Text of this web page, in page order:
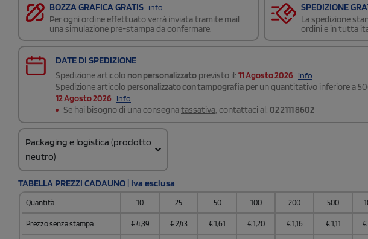
BOZZA GRAFICA GRATIS info
Per ogni ordine effettuato verrà inviata tramite mail
una simulazione pre-stampa da confermare.
SPEDIZIONE
La spedizione
ordini e in tutta
DATE DI SPEDIZIONE
Spedizione articolo non personalizzato previsto il: 11 Agosto 2026 info
Spedizione articolo personalizzato con tampografia per un quantitativo inferiore a
12 Agosto 2026 info
Se hai bisogno di una consegnatassativa , contattaci al: 02 2111 8602
Packaging e logistica (prodotto
neutro)
Quantità per confezione
36 / Egg crate
TABELLA PREZZI CADAUNO | Iva esclusa
Quantità 10 25 50 100 200 500
Prezzo senza stampa €4,39 €2,43 €1,61 €1,20 €1,16 €1,11 €